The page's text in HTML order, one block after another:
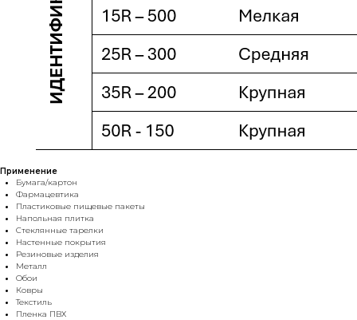
Применение
Бумага/картон
Фармацевтика
Пластиковые пищевые пакеты
Напольная плитка
Стеклянные тарелки
Настенные покрытия
Резиновые изделия
Металл
Обои
Ковры
Текстиль
Пленка ПВХ